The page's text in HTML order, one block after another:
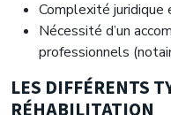
Complexité
Nécessité d’un
professionnels
LES DIFFÉRENTS